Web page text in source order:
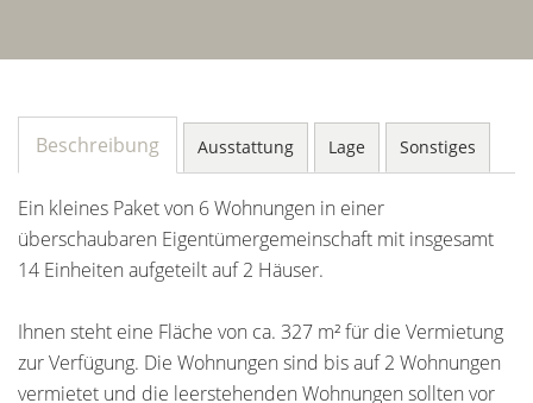
Beschreibung Ausstattung Lage Sonstiges
Ein kleines Paket von 6 Wohnungen in einer
überschaubaren Eigentümergemeinschaft mit insgesamt
14 Einheiten aufgeteilt auf 2 Häuser.
Ihnen steht eine Fläche von ca. 327 m² für die Vermietung
zur Verfügung. Die Wohnungen sind bis auf 2 Wohnungen
vermietet und die leerstehenden Wohnungen sollten vor